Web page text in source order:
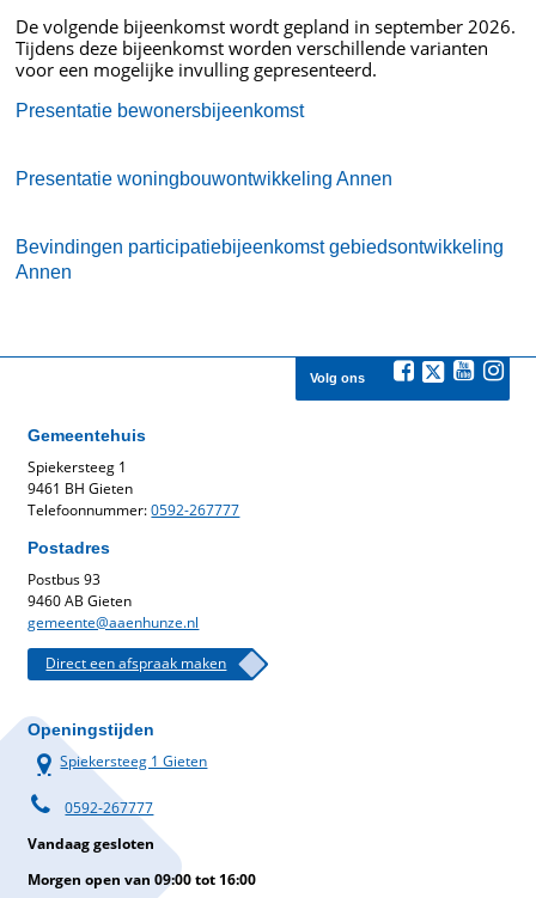
De volgende bijeenkomst wordt gepland in september 2026.
Tijdens deze bijeenkomst worden verschillende varianten
voor een mogelijke invulling gepresenteerd.
Presentatie bewonersbijeenkomst
Presentatie woningbouwontwikkeling Annen
Bevindingen participatiebijeenkomst gebiedsontwikkeling
Annen
Volg ons
Gemeentehuis
Spiekersteeg 1
9461 BH Gieten
Telefoonnummer:0592-267777
Postadres
Postbus 93
9460 AB Gieten
gemeente@aaenhunze.nl
Direct een afspraak maken
Openingstijden
Spiekersteeg 1 Gieten
0592-267777
Vandaag gesloten
Morgen open van 09:00 tot 16:00